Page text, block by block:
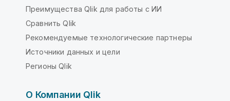
Преимущества Qlik для работы с ИИ
Сравнить Qlik
Рекомендуемые технологические партнеры
Источники данных и цели
Регионы Qlik
О Компании Qlik